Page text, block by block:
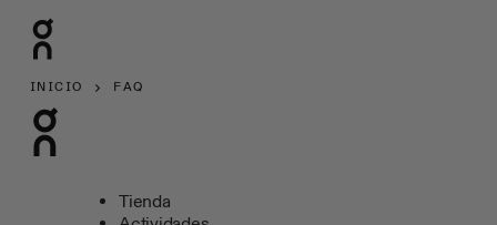
INICIO FAQ
Tienda